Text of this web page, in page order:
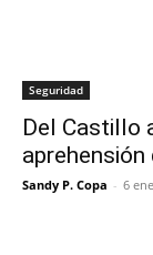
Seguridad
Del Castillo
Sandy P. Copa - 6